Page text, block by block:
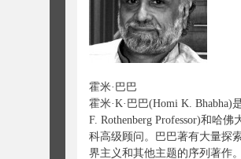
霍米·巴巴
霍米·K·巴巴(Homi K. Bhabha)
F. Rothenberg Professor)和哈
科高级顾问。巴巴著有大量探
界主义和其他主题的序列著作